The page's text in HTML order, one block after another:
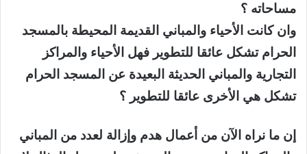
مساحاته ؟
وان كانت الأحياء والمباني القديمة المحيطة بالمسجد
الحرام تشكل عائقا للتطوير فهل الأحياء والمراكز
التجارية والمباني الحديثة البعيدة عن المسجد الحرام
تشكل هي الأخرى عائقا للتطوير ؟
إن ما نراه الآن من أعمال هدم وإزالة لعدد من المباني